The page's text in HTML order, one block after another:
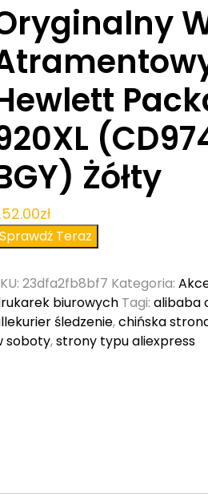
Żółty
zł
Sprawdź Teraz
23dfa2fb8bf7 Kategoria:
biurowych Tagi:alibaba
śledzenie,chińska
soboty,strony typu aliexpress